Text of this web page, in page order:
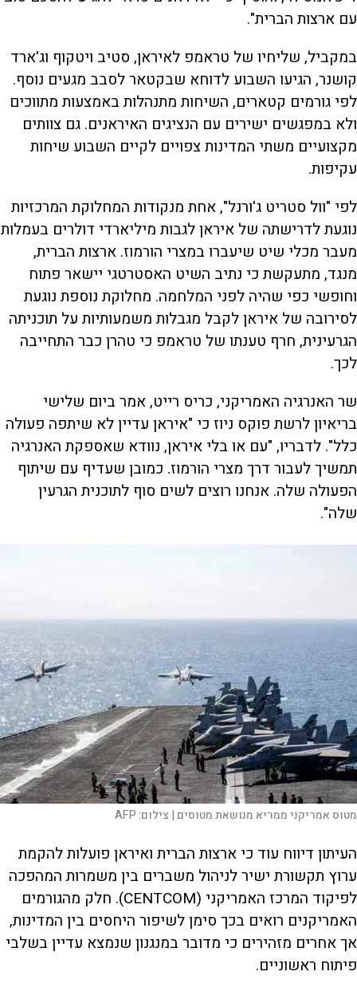
עם ארצות הברית".
במקביל, שליחיו של טראמפ לאיראן, סטיב ויטקוף וג'ארד
קושנר, הגיעו השבוע לדוחא שבקטאר לסבב מגעים נוסף.
לפי גורמים קטארים, השיחות מתנהלות באמצעות מתווכים
ולא במפגשים ישירים עם הנציגים האיראנים. גם צוותים
מקצועיים משתי המדינות צפויים לקיים השבוע שיחות
עקיפות.
לפי "וול סטריט ג'ורנל", אחת מנקודות המחלוקת המרכזיות
נוגעת לדרישתה של איראן לגבות מיליארדי דולרים בעמלות
מעבר מכלי שיט שיעברו במצרי הורמוז. ארצות הברית,
מנגד, מתעקשת כי נתיב השיט האסטרטגי יישאר פתוח
וחופשי כפי שהיה לפני המלחמה. מחלוקת נוספת נוגעת
לסירובה של איראן לקבל מגבלות משמעותיות על תוכניתה
הגרעינית, חרף טענתו של טראמפ כי טהרן כבר התחייבה
לכך.
שר האנרגיה האמריקני, כריס רייט, אמר ביום שלישי
בריאיון לרשת פוקס ניוז כי "איראן עדיין לא שיתפה פעולה
כלל". לדבריו, "עם או בלי איראן, נוודא שאספקת האנרגיה
תמשיך לעבור דרך מצרי הורמוז. כמובן שעדיף עם שיתוף
הפעולה שלה. אנחנו רוצים לשים סוף לתוכנית הגרעין
שלה".
מטוס אמריקני ממריא מנושאת מטוסים | צילום:AFP
העיתון דיווח עוד כי ארצות הברית ואיראן פועלות להקמת
ערוץ תקשורת ישיר לניהול משברים בין משמרות המהפכה
לפיקוד המרכז האמריקני (CENTCOM). חלק מהגורמים
האמריקנים רואים בכך סימן לשיפור היחסים בין המדינות,
אך אחרים מזהירים כי מדובר במנגנון שנמצא עדיין בשלבי
פיתוח ראשוניים.